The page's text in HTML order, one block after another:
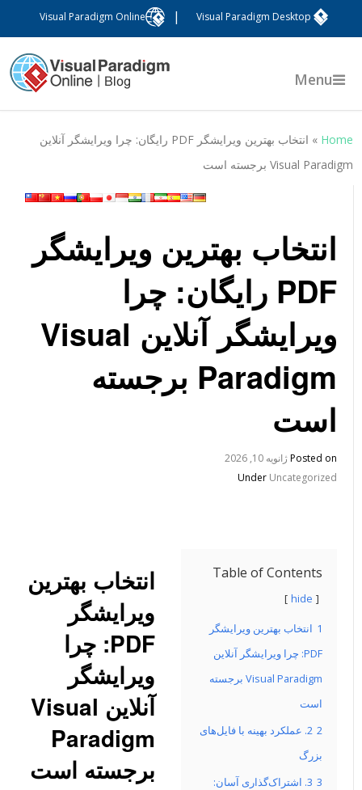
Visual Paradigm Desktop
Visual Paradigm Online
Menu
Home
»
انتخاب بهترین ویرایشگر PDF رایگان: چرا ویرایشگر آنلاین
Visual Paradigm برجسته است
انتخاب بهترین ویرایشگر
PDF رایگان: چرا
ویرایشگر آنلاین Visual
Paradigm برجسته
است
Posted onژانویه 10, 2026
UnderUncategorized
Table of Contents
hide
انتخاب بهترین ویرایشگر
PDF: چرا ویرایشگر آنلاین
Visual Paradigm برجسته
است
2. عملکرد بهینه با فایل‌های
بزرگ
3. اشتراک‌گذاری آسان:
انتخاب بهترین
ویرایشگر
PDF: چرا
ویرایشگر
آنلاین Visual
Paradigm
برجسته است